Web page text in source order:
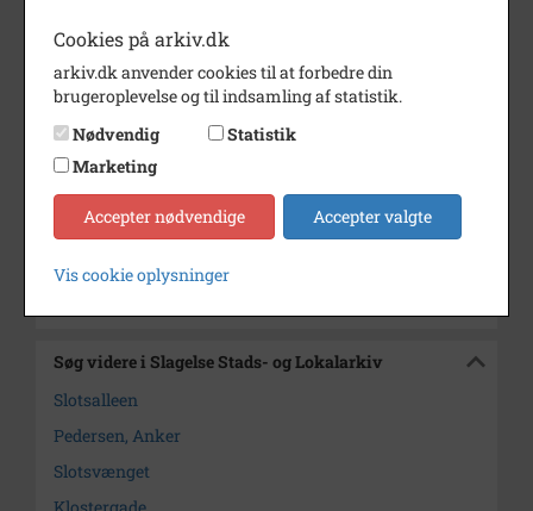
Fotograf
Tidende
Se på kort
Type
Enhed
Antvorskov Sogn (1997-2050)
Arkiv
Slagelse Stads- og Lokalarkiv
Kontakt arkivet
Søg videre i Slagelse Stads- og Lokalarkiv
Slotsalleen
Pedersen, Anker
Slotsvænget
Cookies på arkiv.dk
arkiv.dk anvender cookies til at forbedre din
brugeroplevelse og til indsamling af statistik.
Nødvendig
Statistik
Marketing
Accepter nødvendige Accepter valgte
Vis cookie oplysninger